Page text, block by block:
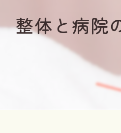
整体と病院